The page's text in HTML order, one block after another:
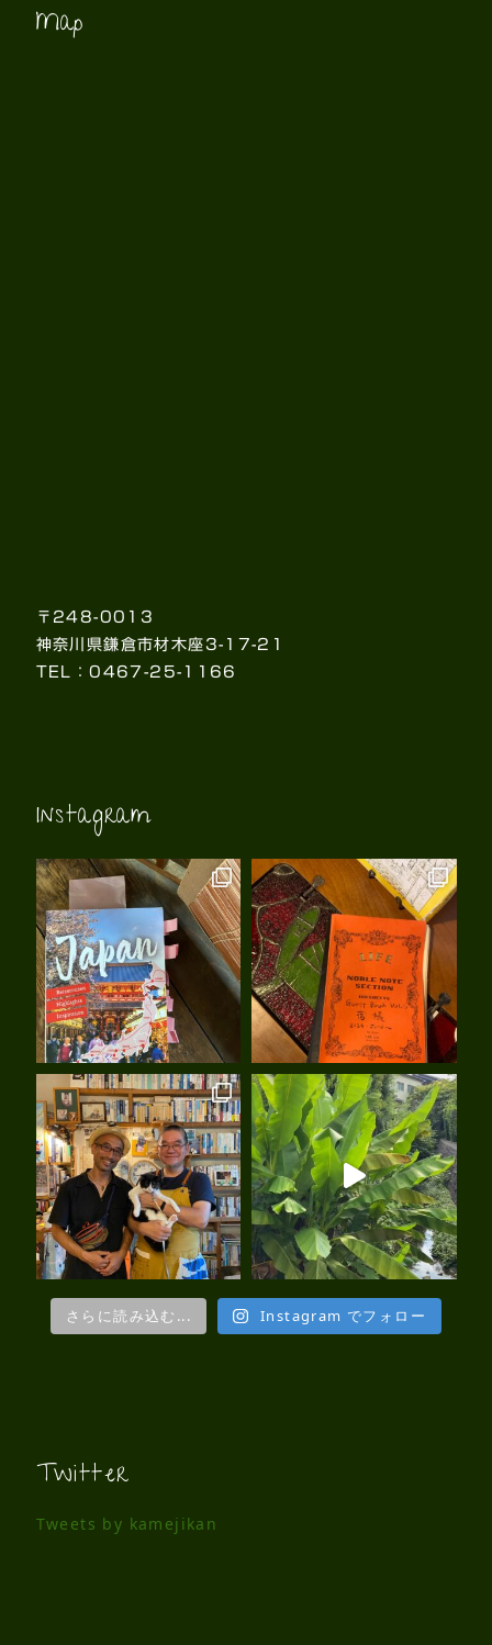
Map
〒248-0013
神奈川県鎌倉市材木座3-17-21
TEL：0467-25-1166
Instagram
さらに読み込む... Instagram でフォロー
Twitter
Tweets by kamejikan